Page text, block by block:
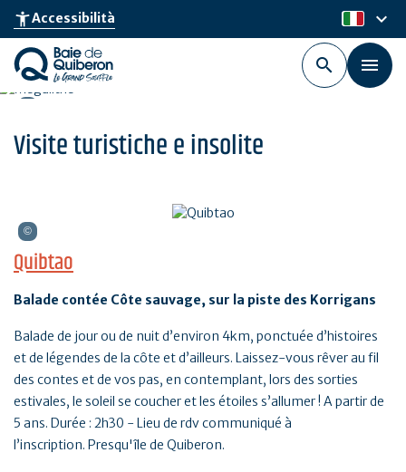
Skip
main
content
accessibility_newAccessibilità it
keyboard_arrow_down
Visite turistiche e insolite
Quibtao
Balade contée Côte sauvage, sur la piste des Korrigans
Balade de jour ou de nuit d’environ 4km, ponctuée d’histoires
et de légendes de la côte et d’ailleurs. Laissez-vous rêver au fil
des contes et de vos pas, en contemplant, lors des sorties
estivales, le soleil se coucher et les étoiles s’allumer ! A partir de
5 ans. Durée : 2h30 - Lieu de rdv communiqué à
l’inscription. Presqu'île de Quiberon.